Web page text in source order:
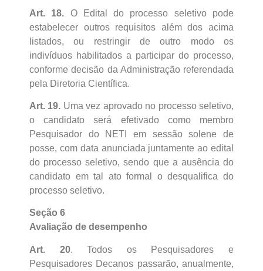
Art. 18. O Edital do processo seletivo pode
estabelecer outros requisitos além dos acima
listados, ou restringir de outro modo os
indivíduos habilitados a participar do processo,
conforme decisão da Administração referendada
pela Diretoria Científica.
Art. 19. Uma vez aprovado no processo seletivo,
o candidato será efetivado como membro
Pesquisador do NETI em sessão solene de
posse, com data anunciada juntamente ao edital
do processo seletivo, sendo que a ausência do
candidato em tal ato formal o desqualifica do
processo seletivo.
Seção 6
Avaliação de desempenho
Art. 20. Todos os Pesquisadores e
Pesquisadores Decanos passarão, anualmente,